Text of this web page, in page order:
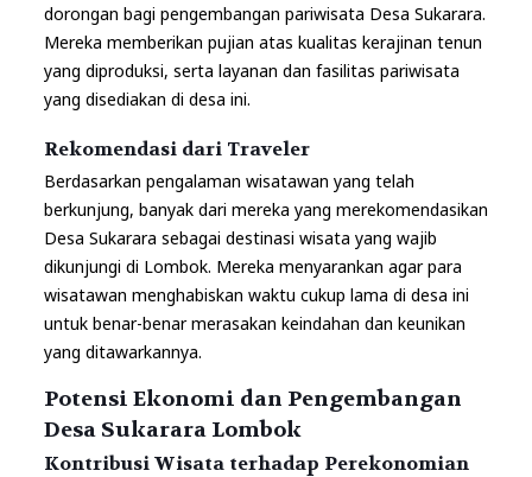
dorongan bagi pengembangan pariwisata Desa Sukarara.
Mereka memberikan pujian atas kualitas kerajinan tenun
yang diproduksi, serta layanan dan fasilitas pariwisata
yang disediakan di desa ini.
Rekomendasi dari Traveler
Berdasarkan pengalaman wisatawan yang telah
berkunjung, banyak dari mereka yang merekomendasikan
Desa Sukarara sebagai destinasi wisata yang wajib
dikunjungi di Lombok. Mereka menyarankan agar para
wisatawan menghabiskan waktu cukup lama di desa ini
untuk benar-benar merasakan keindahan dan keunikan
yang ditawarkannya.
Potensi Ekonomi dan Pengembangan
Desa Sukarara Lombok
Kontribusi Wisata terhadap Perekonomian